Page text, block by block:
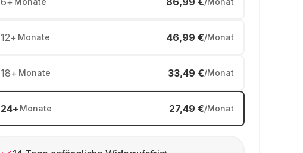
12+ Monate 46,99 €/Monat
18+ Monate 33,49 €/Monat
24+ Monate 27,49 €/Monat